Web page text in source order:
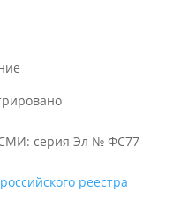
серия Эл № ФС77-
реестра